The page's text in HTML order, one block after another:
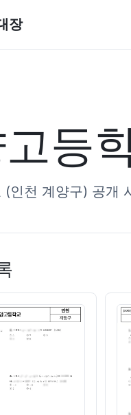
장
등
(인천 계양구) 공개